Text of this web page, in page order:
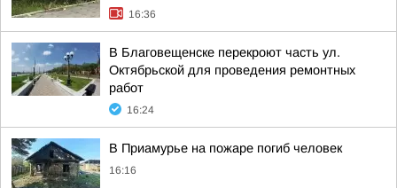
16:36
В Благовещенске перекроют часть ул.
Октябрьской для проведения ремонтных
работ
16:24
В Приамурье на пожаре погиб человек
16:16